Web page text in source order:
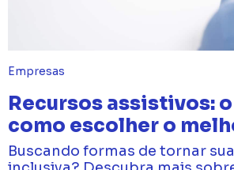
Empresas
Recursos assistivos:
como escolher o
Buscando formas de tornar